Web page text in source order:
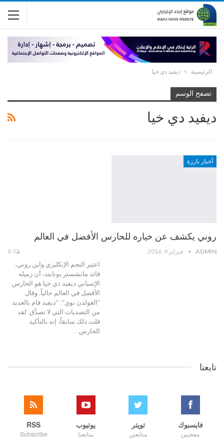
الرئيسية ديفيد دي خيا
تصفح الوسم
ديفيد دي خيا
أخبار بارزة
روني يكشف عن خياره للحارس الأفضل في العالم
ADMIN فبراير 9, 2016
اعتبر النجم الإنكليزي واين روني،
قائد مانشستر يونايتد، أن زميله
الإسباني ديفيد دي خيا هو الحارس
الأفضل في العالم حالياً. وقال
"الغولدن بوي": "ديفيد قام بالعديد
من التصديات التي لا تصدَّق. لقد
قلت ذلك سابقاً، إنه بالتأكيد
الحارس…
تابعنا
فايسبوك
معجبين
تويتر
متابعين
يوتيوب
متابعنا
RSS
Subscribe